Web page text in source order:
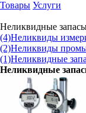
Товары Услуги
Неликвидные
(4)Неликвиды
(2)Неликвиды
(1)Неликвидные
Неликвидные